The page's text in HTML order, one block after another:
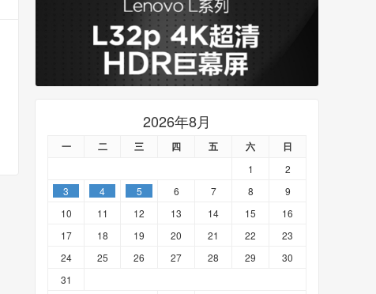
2026年8月
一 二 三 四 五 六 日
1
2
3
4 5 6 7 8
9
10
11 12 13 14 15
16
17
18 19 20 21 22
23
24
25 26 27 28 29
30
31